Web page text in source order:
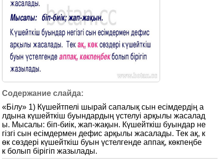
«Білу» 1) Күшейтпелі шырай сапалық сын есімдердің а
лдына күшейткіш буындардың үстелуі арқылы жасалад
ы. Мысалы: біп-биік, жап-жақын. Күшейткіш буындар не
гізгі сын есімдермен дефис арқылы жасалады. Тек ақ, к
өк сөздері күшейткіш буын үстелгенде аппақ, көкпеңбе
к болып бірігіп жазылады.